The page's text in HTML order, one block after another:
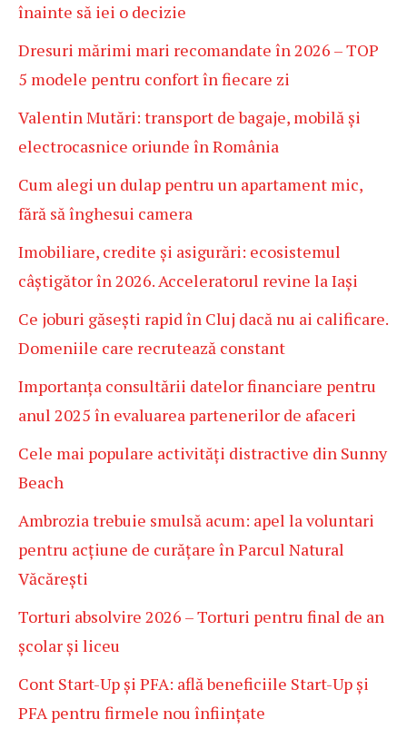
înainte să iei o decizie
Dresuri mărimi mari recomandate în 2026 – TOP
5 modele pentru confort în fiecare zi
Valentin Mutări: transport de bagaje, mobilă și
electrocasnice oriunde în România
Cum alegi un dulap pentru un apartament mic,
fără să înghesui camera
Imobiliare, credite și asigurări: ecosistemul
câștigător în 2026. Acceleratorul revine la Iași
Ce joburi găsești rapid în Cluj dacă nu ai calificare.
Domeniile care recrutează constant
Importanța consultării datelor financiare pentru
anul 2025 în evaluarea partenerilor de afaceri
Cele mai populare activități distractive din Sunny
Beach
Ambrozia trebuie smulsă acum: apel la voluntari
pentru acțiune de curățare în Parcul Natural
Văcărești
Torturi absolvire 2026 – Torturi pentru final de an
școlar și liceu
Cont Start-Up și PFA: află beneficiile Start-Up și
PFA pentru firmele nou înființate